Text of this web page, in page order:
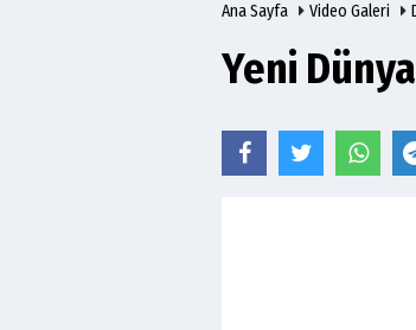
Ana Sayfa Video Galeri
Yeni